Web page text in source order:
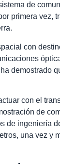
de
primera vez,
con
demostrado
con el
de
de ingeniería
una vez y